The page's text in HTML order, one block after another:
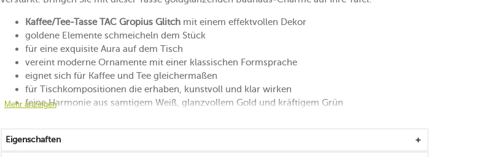
Kaffee/Tee-Tasse TAC Gropius Glitch mit einem effektvollen Dekor
goldene Elemente schmeicheln dem Stück
für eine exquisite Aura auf dem Tisch
vereint moderne Ornamente mit einer klassischen Formsprache
eignet sich für Kaffee und Tee gleichermaßen
für Tischkompositionen die erhaben, kunstvoll und klar wirken
feine Harmonie aus samtigem Weiß, glanzvollem Gold und kräftigem Grün
spülmaschinengeeignet
Mehr anzeigen
Eigenschaften